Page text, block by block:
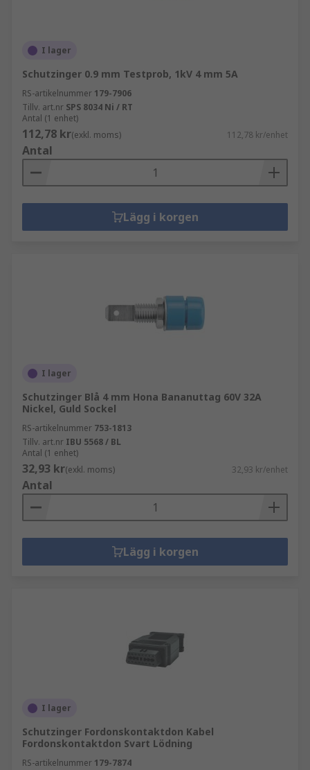
I lager
Schutzinger 0.9 mm Testprob, 1kV 4 mm 5A
RS-artikelnummer 179-7906
Tillv. art.nr SPS 8034 Ni / RT
Antal (1 enhet)
112,78 kr(exkl. moms) 112,78 kr/enhet
Antal
Lägg i korgen
I lager
Schutzinger Blå 4 mm Hona Bananuttag 60V 32A
Nickel, Guld Sockel
RS-artikelnummer 753-1813
Tillv. art.nr IBU 5568 / BL
Antal (1 enhet)
32,93 kr(exkl. moms) 32,93 kr/enhet
Antal
Lägg i korgen
I lager
Schutzinger Fordonskontaktdon Kabel
Fordonskontaktdon Svart Lödning
RS-artikelnummer 179-7874